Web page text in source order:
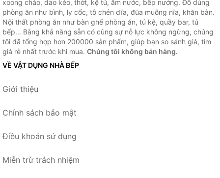
xoong chảo, dao kéo, thớt, kệ tủ, ấm nước, bếp nướng. Đồ dùng
phòng ăn như bình, ly cốc, tô chén dĩa, đũa muỗng nĩa, khăn bàn.
Nội thất phòng ăn như bàn ghế phòng ăn, tủ kệ, quầy bar, tủ
bếp... Bằng khả năng sẵn có cùng sự nỗ lực không ngừng, chúng
tôi đã tổng hợp hơn 200000 sản phẩm, giúp bạn so sánh giá, tìm
giá rẻ nhất trước khi mua. Chúng tôi không bán hàng.
VỀ VẬT DỤNG NHÀ BẾP
Giới thiệu
Chính sách bảo mật
Điều khoản sử dụng
Miễn trừ trách nhiệm